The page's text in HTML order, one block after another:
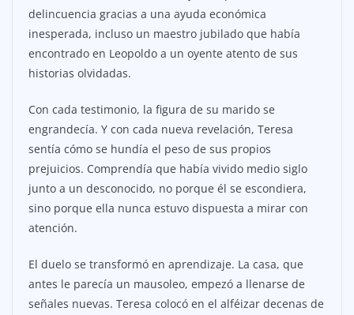
delincuencia gracias a una ayuda económica
inesperada, incluso un maestro jubilado que había
encontrado en Leopoldo a un oyente atento de sus
historias olvidadas.
Con cada testimonio, la figura de su marido se
engrandecía. Y con cada nueva revelación, Teresa
sentía cómo se hundía el peso de sus propios
prejuicios. Comprendía que había vivido medio siglo
junto a un desconocido, no porque él se escondiera,
sino porque ella nunca estuvo dispuesta a mirar con
atención.
El duelo se transformó en aprendizaje. La casa, que
antes le parecía un mausoleo, empezó a llenarse de
señales nuevas. Teresa colocó en el alféizar decenas de